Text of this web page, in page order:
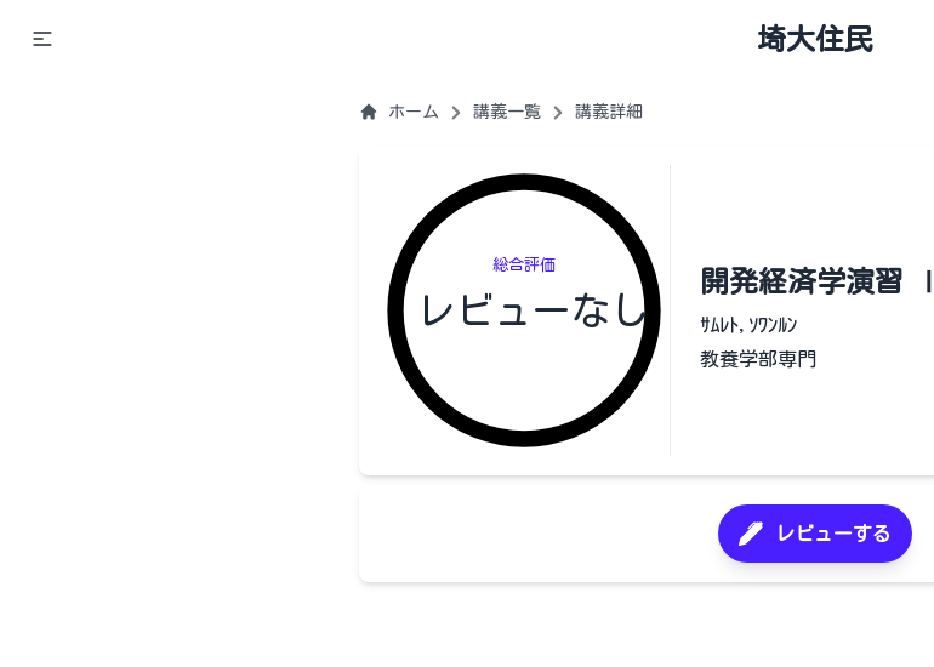
埼大住民
ホーム 講義一覧 講義詳細
総合評価
レビューなし
開発経済学演習 Ⅱ
ｻﾑﾚﾄ,ｿﾜﾝﾙﾝ
教養学部専門
レビューする